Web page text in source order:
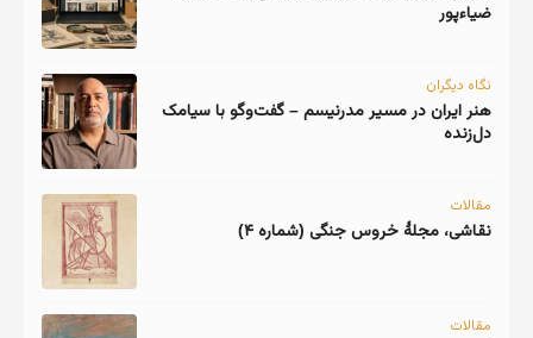
ضیاءپور
نگاه دیگران
هنر ایران در مسیر مدرنیسم – گفت‌وگو با سیامک
دل‌زنده
مقالات
نقاشی، مجلهٔ خروس جنگی (شماره ۴)
مقالات